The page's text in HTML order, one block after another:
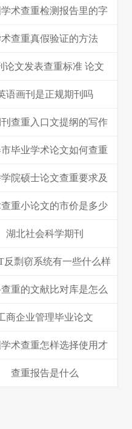
术查重检测报告里的字
查重真假验证的方法
论文发表查重标准 论文
语画刊是正规期刊吗
查重入口文提纲的写作
毕业学术论文如何查重
院硕士论文查重要求及
重小论文的市价是多少
湖北社会科学期刊
反剽窃系统有一些什么样
重的文献比对库是怎么
商企业管理毕业论文
术查重怎样选择使用才
查重报告是什么